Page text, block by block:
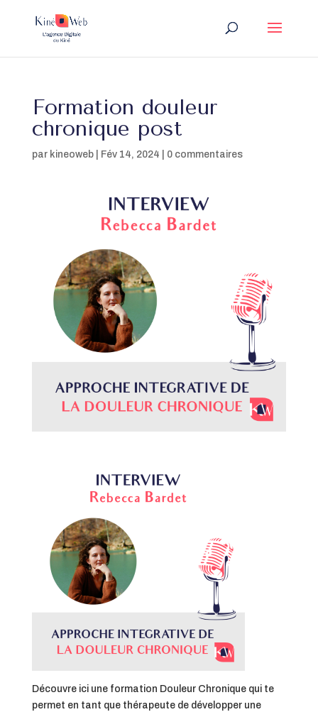
Formation douleur
chronique post
par kineoweb| Fév 14, 2024 0 commentaires
Découvre ici une formation Douleur Chronique qui te
permet en tant que thérapeute de développer une